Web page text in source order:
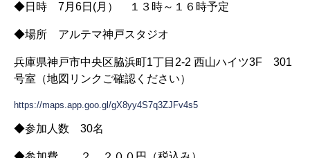
◆日時 7月6日(月） １３時～１６時予定
◆場所 アルテマ神戸スタジオ
兵庫県神戸市中央区脇浜町1丁目2-2 西山ハイツ3F 301
号室（地図リンクご確認ください）
https://maps.app.goo.gl/gX8yy4S7q3ZJFv4s5
◆参加人数 30名